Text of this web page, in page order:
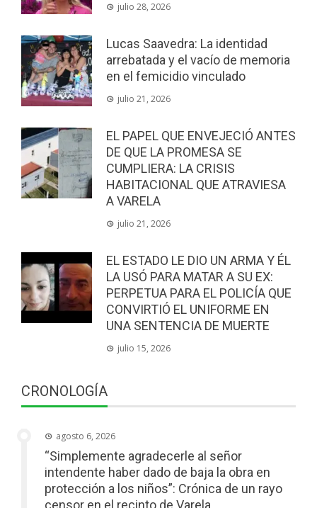
julio 28, 2026
Lucas Saavedra: La identidad
arrebatada y el vacío de memoria
en el femicidio vinculado
julio 21, 2026
EL PAPEL QUE ENVEJECIÓ ANTES
DE QUE LA PROMESA SE
CUMPLIERA: LA CRISIS
HABITACIONAL QUE ATRAVIESA
A VARELA
julio 21, 2026
EL ESTADO LE DIO UN ARMA Y ÉL
LA USÓ PARA MATAR A SU EX:
PERPETUA PARA EL POLICÍA QUE
CONVIRTIÓ EL UNIFORME EN
UNA SENTENCIA DE MUERTE
julio 15, 2026
CRONOLOGÍA
agosto 6, 2026
“Simplemente agradecerle al señor
intendente haber dado de baja la obra en
protección a los niños”: Crónica de un rayo
censor en el recinto de Varela